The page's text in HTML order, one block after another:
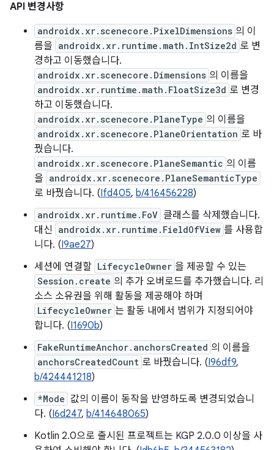
API 변경사항
androidx.xr.scenecore.PixelDimensions 의 이
름을 androidx.xr.runtime.math.IntSize2d 로 변
경하고 이동했습니다.
androidx.xr.scenecore.Dimensions 의 이름을
androidx.xr.runtime.math.FloatSize3d 로 변경
하고 이동했습니다.
androidx.xr.scenecore.PlaneType 의 이름을
androidx.xr.scenecore.PlaneOrientation 로 바
꿨습니다.
androidx.xr.scenecore.PlaneSemantic 의 이름
을 androidx.xr.scenecore.PlaneSemanticType
로 바꿨습니다. (Ifd405, b/416456228)
androidx.xr.runtime.FoV 클래스를 삭제했습니다.
대신 androidx.xr.runtime.FieldOfView 를 사용합
니다. (I9ae27)
세션에 연결할 LifecycleOwner 을 제공할 수 있는
Session.create 의 추가 오버로드를 추가했습니다. 리
소스 소유권을 위해 활동을 제공해야 하며
LifecycleOwner 는 활동 내에서 범위가 지정되어야
합니다. (I1690b)
FakeRuntimeAnchor.anchorsCreated 의 이름을
anchorsCreatedCount 로 바꿨습니다. (I96df9,
b/424441218)
*Mode 값의 이름이 동작을 반영하도록 변경되었습니
다. (I6d247, b/414648065)
Kotlin 2.0으로 출시된 프로젝트는 KGP 2.0.0 이상을 사